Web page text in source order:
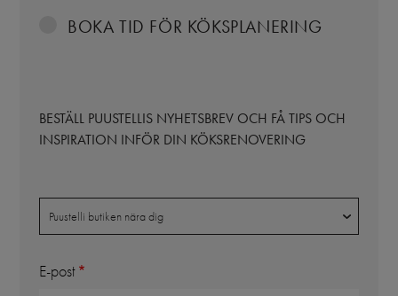
BOKA TID FÖR KÖKSPLANERING
BESTÄLL PUUSTELLIS NYHETSBREV OCH FÅ TIPS OCH
INSPIRATION INFÖR DIN KÖKSRENOVERING
Puustelli butiken nära dig
E-post